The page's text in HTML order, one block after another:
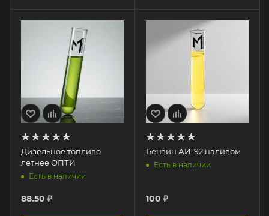
Дизельное топливо
летнее ОПТИ
Есть в наличии
88.50 ₽
Бензин АИ-92 наливом
Есть в наличии
100 ₽